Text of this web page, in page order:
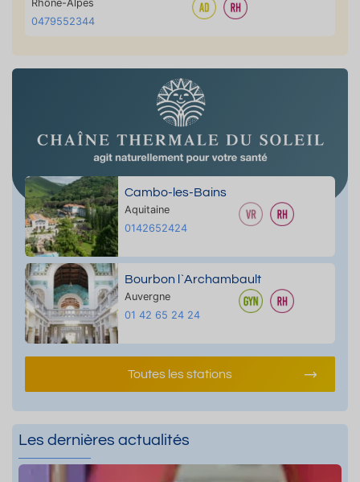
Rhône-Alpes
0479552344
Cambo-les-Bains
Aquitaine
0142652424
Bourbon l`Archambault
Auvergne
01 42 65 24 24
Toutes les stations
Les dernières actualités